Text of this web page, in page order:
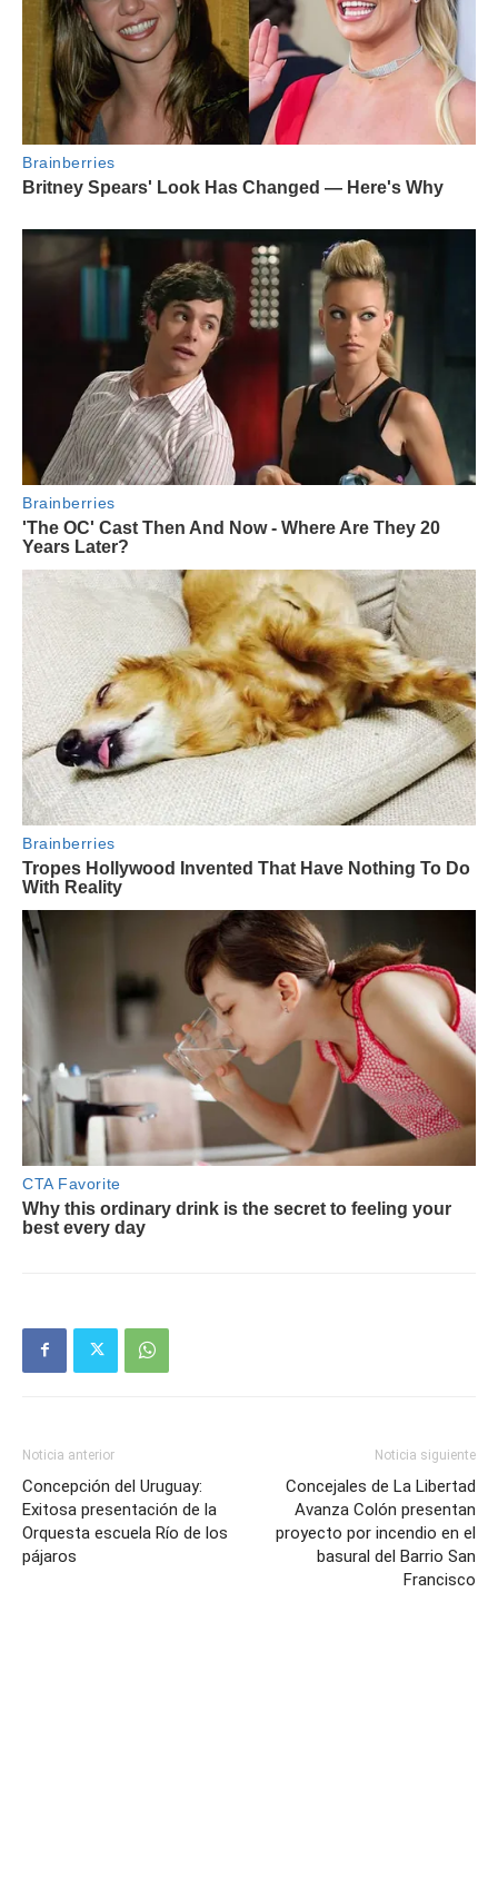
Noticia anterior
Concepción del Uruguay:
Exitosa presentación de la
Orquesta escuela Río de los
pájaros
Noticia siguiente
Concejales de La Libertad
Avanza Colón presentan
proyecto por incendio en el
basural del Barrio San
Francisco